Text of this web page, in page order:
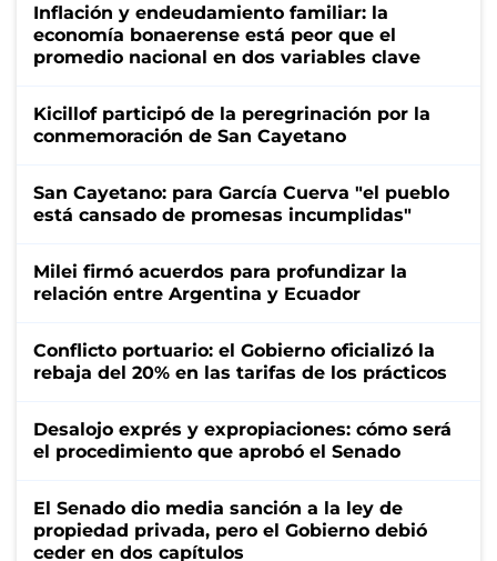
Inflación y endeudamiento familiar: la
economía bonaerense está peor que el
promedio nacional en dos variables clave
Kicillof participó de la peregrinación por la
conmemoración de San Cayetano
San Cayetano: para García Cuerva "el pueblo
está cansado de promesas incumplidas"
Milei firmó acuerdos para profundizar la
relación entre Argentina y Ecuador
Conflicto portuario: el Gobierno oficializó la
rebaja del 20% en las tarifas de los prácticos
Desalojo exprés y expropiaciones: cómo será
el procedimiento que aprobó el Senado
El Senado dio media sanción a la ley de
propiedad privada, pero el Gobierno debió
ceder en dos capítulos